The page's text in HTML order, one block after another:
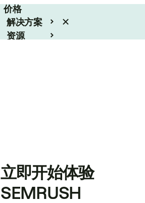
价格
解决方案
资源
立即开始体验
SEMRUSH